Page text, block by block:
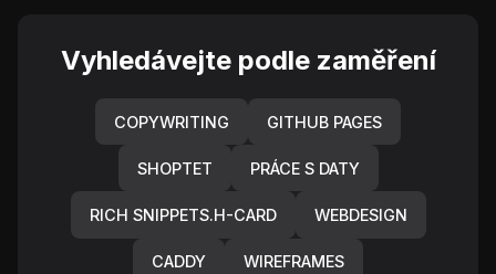
Vyhledávejte podle zaměření
COPYWRITING GITHUB PAGES
SHOPTET PRÁCE S DATY
RICH SNIPPETS.H-CARD WEBDESIGN
CADDY WIREFRAMES